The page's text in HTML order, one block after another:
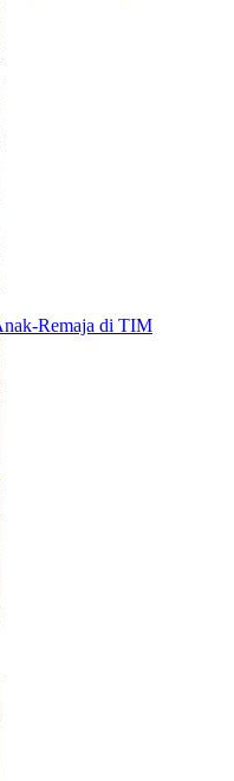
Remaja di TIM